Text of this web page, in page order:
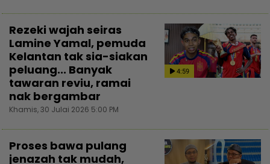
4:59
Rezeki wajah seiras
Lamine Yamal, pemuda
Kelantan tak sia-siakan
peluang... Banyak
tawaran reviu, ramai
nak bergambar
Khamis, 30 Julai 2026 5:00 PM
Proses bawa pulang
jenazah tak mudah,